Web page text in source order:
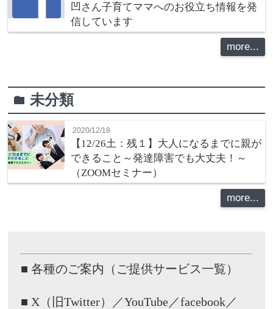
凹さん子育てママへのお役立ち情報を発
信しています
more...
folder未分類
2020/12/18
【12/26土：残１】大人になるまでに親が
できること～発達障害でも大丈夫！～
（ZOOMセミナー）
more...
■ 各種のご案内（ご提供サービス一覧）
■ X（旧Twitter）／YouTube／facebook／